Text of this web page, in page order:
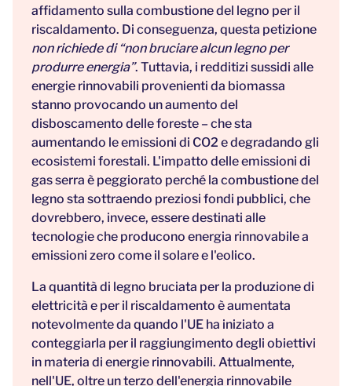
affidamento sulla combustione del legno per il
riscaldamento. Di conseguenza, questa petizione
non richiede di “non bruciare alcun legno per
produrre energia”. Tuttavia, i redditizi sussidi alle
energie rinnovabili provenienti da biomassa
stanno provocando un aumento del
disboscamento delle foreste – che sta
aumentando le emissioni di CO2 e degradando gli
ecosistemi forestali. L'impatto delle emissioni di
gas serra è peggiorato perché la combustione del
legno sta sottraendo preziosi fondi pubblici, che
dovrebbero, invece, essere destinati alle
tecnologie che producono energia rinnovabile a
emissioni zero come il solare e l'eolico.
La quantità di legno bruciata per la produzione di
elettricità e per il riscaldamento è aumentata
notevolmente da quando l'UE ha iniziato a
conteggiarla per il raggiungimento degli obiettivi
in materia di energie rinnovabili. Attualmente,
nell'UE, oltre un terzo dell'energia rinnovabile